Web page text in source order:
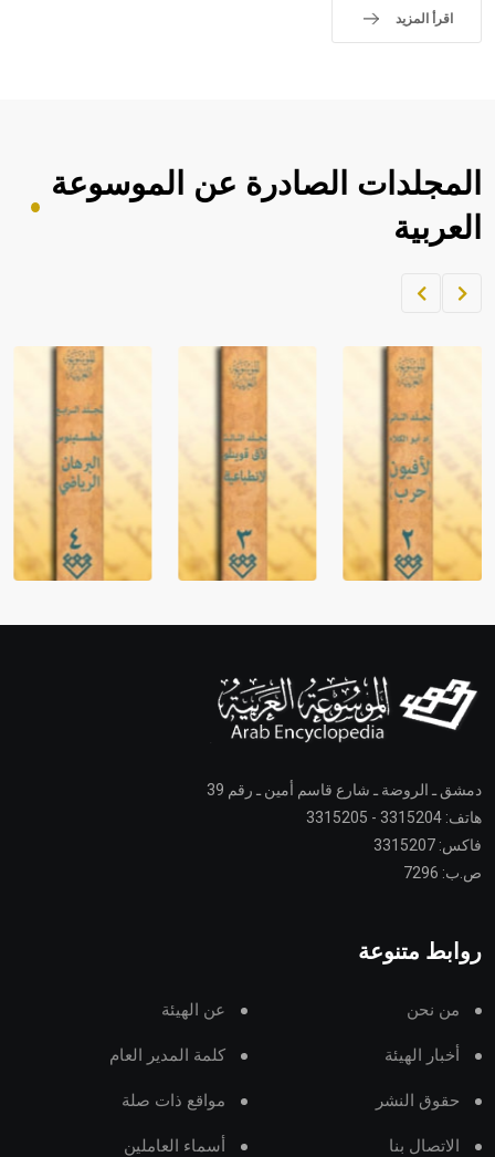
اقرأ المزيد
المجلدات الصادرة عن الموسوعة
العربية
دمشق ـ الروضة ـ شارع قاسم أمين ـ رقم 39
هاتف: 3315204 - 3315205
فاكس: 3315207
ص.ب: 7296
روابط متنوعة
من نحن عن الهيئة
أخبار الهيئة كلمة المدير العام
حقوق النشر مواقع ذات صلة
الاتصال بنا أسماء العاملين